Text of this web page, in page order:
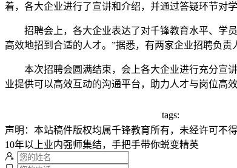
着，各大企业进行了宣讲和介绍，并通过答疑环节对
招聘会上，各大企业表达了对千锋教育水平、学员
高效地招到合适的人才。”据悉，有两家企业招聘负
本次招聘会圆满结束，会上各大企业进行充分宣讲
业提供可以高效互动的沟通平台，助力人才与岗位高
tags:
声明：本站稿件版权均属千锋教育所有，未经许可不得
10年以上业内强师集结，手把手带你蜕变精英